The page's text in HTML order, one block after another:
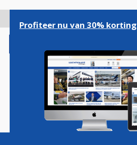
gaan
Magazine Podcasts
Profiteer nu van 30% korting